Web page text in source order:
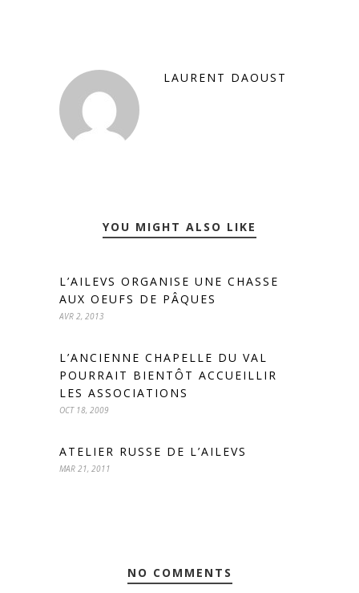
LAURENT DAOUST
YOU MIGHT ALSO LIKE
L’AILEVS ORGANISE UNE CHASSE
AUX OEUFS DE PÂQUES
AVR 2, 2013
L’ANCIENNE CHAPELLE DU VAL
POURRAIT BIENTÔT ACCUEILLIR
LES ASSOCIATIONS
OCT 18, 2009
ATELIER RUSSE DE L’AILEVS
MAR 21, 2011
NO COMMENTS